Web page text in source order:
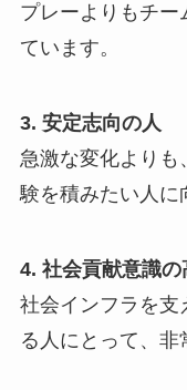
プレーよりもチー
ています。
3. 安定志向の人
急激な変化よりも
験を積みたい人に
4. 社会貢献意識の
社会インフラを支
る人にとって、非